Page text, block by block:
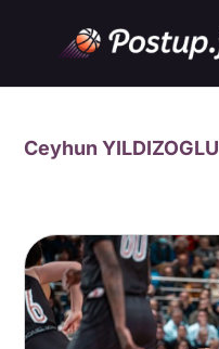
Ceyhun YILDIZOGLU